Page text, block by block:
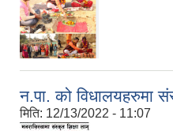
न.पा. को विधालयहरुमा
मिति: 12/13/2022 - 11:07